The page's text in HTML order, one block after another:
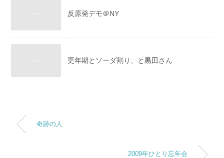
反原発デモ＠NY
更年期とソーダ割り、と黒田さん
奇跡の人
2009年ひとり忘年会